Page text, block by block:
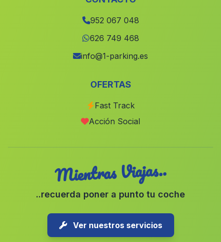
(Malaga)
Cortijo San Antonio(Malaga)
Casas La Caba(Malaga)
(Malaga)
Barriada El Pardo(Malaga)
952 067 048
626 749 468
info@1-parking.es
OFERTAS
Fast Track
Acción Social
Mientras Viajas..
..recuerda poner a punto tu coche
Ver nuestros servicios